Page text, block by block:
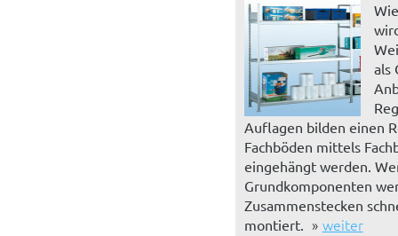
als
Auflagen bilden einen
Fachböden mittels
eingehängt werden.
Grundkomponenten
Zusammenstecken
montiert.
weiter